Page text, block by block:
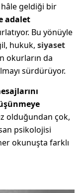
geldiği bir
adalet
Bu yönüyle
hukuk, siyaset
okurların da
sürdürüyor.
olduğundan çok,
psikolojisi
okunuşta farklı